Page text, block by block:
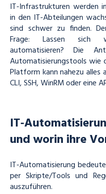
IT-Infrastrukturen werden
in den IT-Abteilungen
sind schwer zu finden.
Frage: Lassen sich
automatisieren? Die
Automatisierungstools wie
Platform kann nahezu
CLI, SSH, WinRModer eine
IT-
und worin ihre
IT-Automatisierung
per Skripte/Tools und
auszuführen.